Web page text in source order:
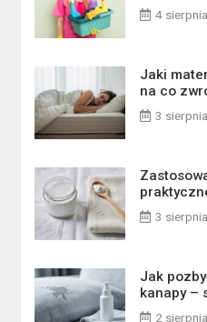
4
Jaki
na co
3
3
Jak
kanapy –
2